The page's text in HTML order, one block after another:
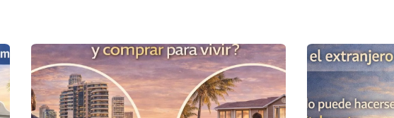
combinada con gestión efectiva puede maximizar los ingresos por Airbnb.
SOBRE AIRBNB EN MIAMI